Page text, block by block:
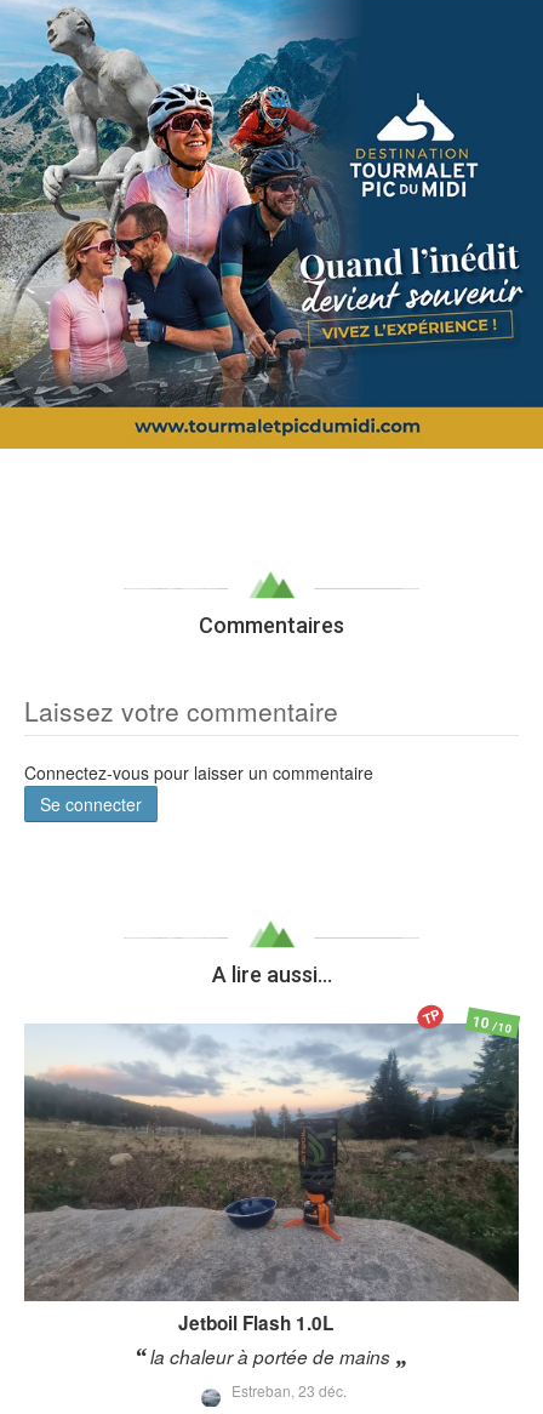
Commentaires
Laissez votre commentaire
Connectez-vous pour laisser un commentaire
Se connecter
A lire aussi...
Jetboil Flash 1.0L
la chaleur à portée de mains
Estreban, 23 déc.
10/10
TP